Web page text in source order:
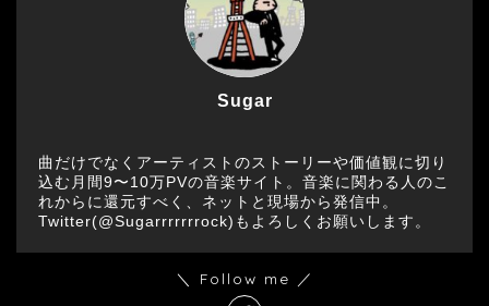
Sugar
曲だけでなくアーティストのストーリーや価値観に切り
込む月間9〜10万PVの音楽サイト。音楽に関わる人のこ
れからに還元すべく、ネットと現場から発信中。
Twitter(@Sugarrrrrrrock)もよろしくお願いします。
＼ Follow me ／